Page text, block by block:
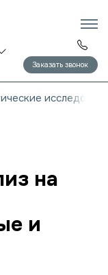
Заказать звонок
на
и